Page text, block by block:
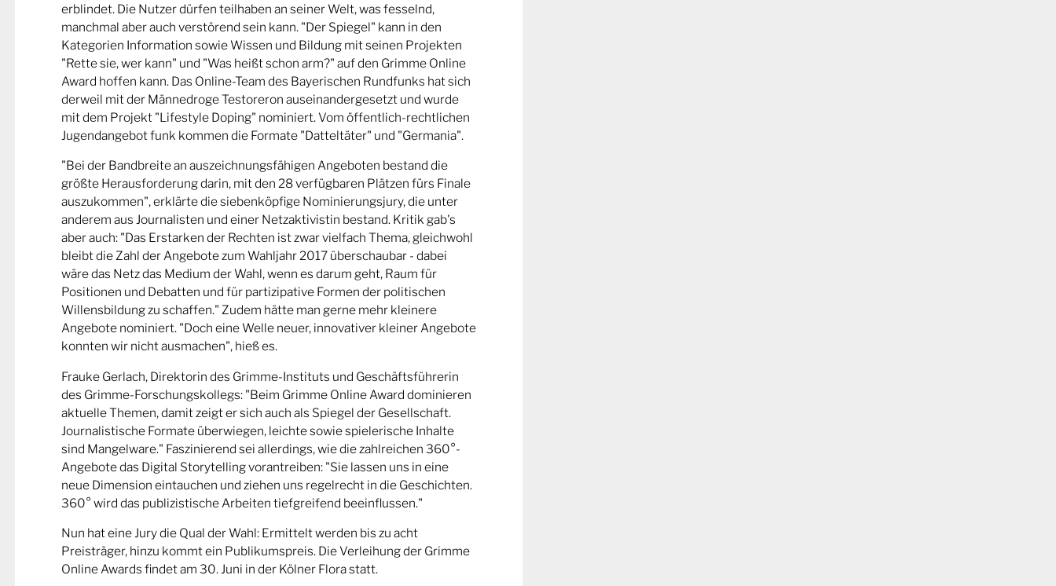
erblindet. Die Nutzer dürfen teilhaben an seiner Welt, was fesselnd,
manchmal aber auch verstörend sein kann. "Der Spiegel" kann in den
Kategorien Information sowie Wissen und Bildung mit seinen Projekten
"Rette sie, wer kann" und "Was heißt schon arm?" auf den Grimme Online
Award hoffen kann. Das Online-Team des Bayerischen Rundfunks hat sich
derweil mit der Männedroge Testoreron auseinandergesetzt und wurde
mit dem Projekt "Lifestyle Doping" nominiert. Vom öffentlich-rechtlichen
Jugendangebot funk kommen die Formate "Datteltäter" und "Germania".
"Bei der Bandbreite an auszeichnungsfähigen Angeboten bestand die
größte Herausforderung darin, mit den 28 verfügbaren Plätzen fürs Finale
auszukommen", erklärte die siebenköpfige Nominierungsjury, die unter
anderem aus Journalisten und einer Netzaktivistin bestand. Kritik gab's
aber auch: "Das Erstarken der Rechten ist zwar vielfach Thema, gleichwohl
bleibt die Zahl der Angebote zum Wahljahr 2017 überschaubar - dabei
wäre das Netz das Medium der Wahl, wenn es darum geht, Raum für
Positionen und Debatten und für partizipative Formen der politischen
Willensbildung zu schaffen." Zudem hätte man gerne mehr kleinere
Angebote nominiert. "Doch eine Welle neuer, innovativer kleiner Angebote
konnten wir nicht ausmachen", hieß es.
Frauke Gerlach, Direktorin des Grimme-Instituts und Geschäftsführerin
des Grimme-Forschungskollegs: "Beim Grimme Online Award dominieren
aktuelle Themen, damit zeigt er sich auch als Spiegel der Gesellschaft.
Journalistische Formate überwiegen, leichte sowie spielerische Inhalte
sind Mangelware." Faszinierend sei allerdings, wie die zahlreichen 360°-
Angebote das Digital Storytelling vorantreiben: "Sie lassen uns in eine
neue Dimension eintauchen und ziehen uns regelrecht in die Geschichten.
360° wird das publizistische Arbeiten tiefgreifend beeinflussen."
Nun hat eine Jury die Qual der Wahl: Ermittelt werden bis zu acht
Preisträger, hinzu kommt ein Publikumspreis. Die Verleihung der Grimme
Online Awards findet am 30. Juni in der Kölner Flora statt.